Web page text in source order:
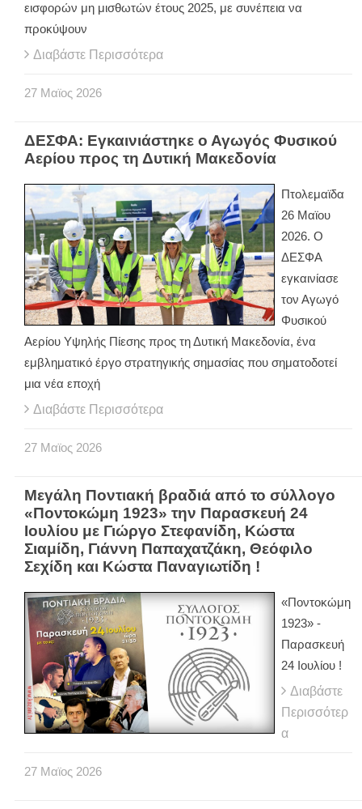
εισφορών μη μισθωτών έτους 2025, με συνέπεια να
προκύψουν
Διαβάστε Περισσότερα
27 Μαϊος 2026
ΔΕΣΦΑ: Εγκαινιάστηκε ο Αγωγός Φυσικού
Αερίου προς τη Δυτική Μακεδονία
Πτολεμαϊδα
26 Μαϊου
2026. Ο
ΔΕΣΦΑ
εγκαινίασε
τον Αγωγό
Φυσικού
Αερίου Υψηλής Πίεσης προς τη Δυτική Μακεδονία, ένα
εμβληματικό έργο στρατηγικής σημασίας που σηματοδοτεί
μια νέα εποχή
Διαβάστε Περισσότερα
27 Μαϊος 2026
Μεγάλη Ποντιακή βραδιά από το σύλλογο
«Ποντοκώμη 1923» την Παρασκευή 24
Ιουλίου με Γιώργο Στεφανίδη, Κώστα
Σιαμίδη, Γιάννη Παπαχατζάκη, Θεόφιλο
Σεχίδη και Κώστα Παναγιωτίδη !
«Ποντοκώμη
1923» -
Παρασκευή
24 Ιουλίου !
Διαβάστε
Περισσότερ
α
27 Μαϊος 2026